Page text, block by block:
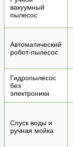
вакуумный
пылесос
Автоматический
робот-пылесос
Гидропылесос
без
электроники
Спуск воды и
ручная мойка